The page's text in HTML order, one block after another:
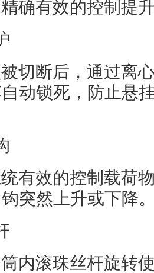
确有效的控制提
切断后，通过离
动锁死，防止悬
有效的控制载荷
突然上升或下降
内滚珠丝杆旋转